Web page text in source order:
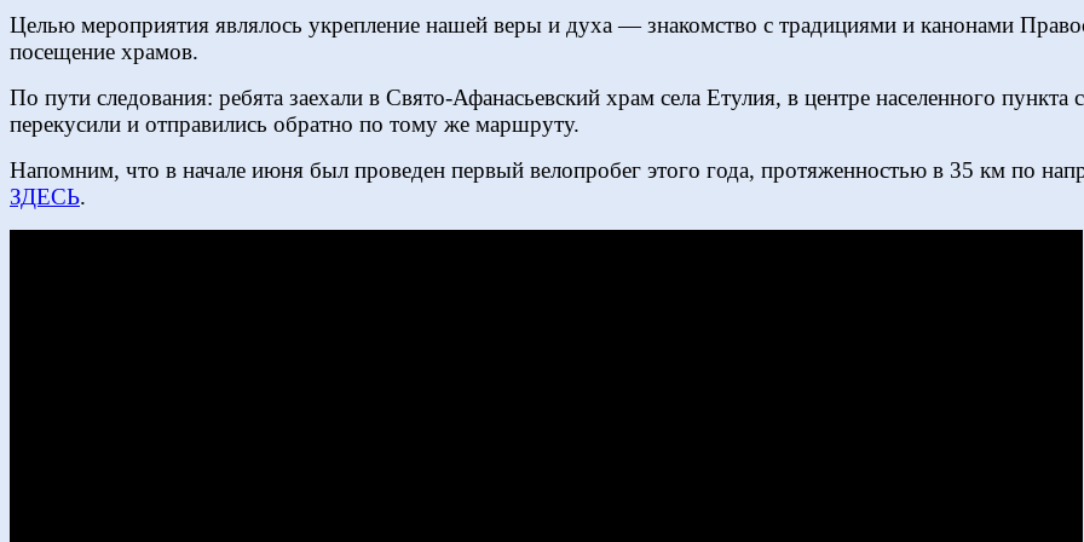
Целью мероприятия являлось укрепление нашей веры и духа — знакомство с традициями и канонами
посещение храмов.
По пути следования: ребята заехали в Свято-Афанасьевский храм села Етулия, в центре населенного
перекусили и отправились обратно по тому же маршруту.
Напомним, что в начале июня был проведен первый велопробег этого года, протяженностью в 35 км по
ЗДЕСЬ.